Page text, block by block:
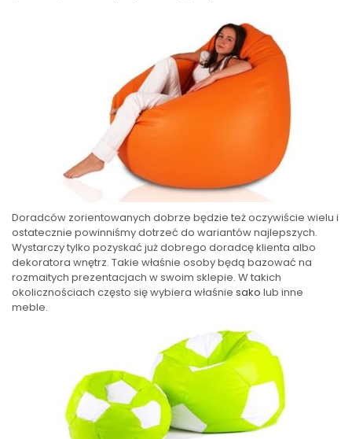
Doradców zorientowanych dobrze będzie też oczywiście wielu i
ostatecznie powinniśmy dotrzeć do wariantów najlepszych.
Wystarczy tylko pozyskać już dobrego doradcę klienta albo
dekoratora wnętrz. Takie właśnie osoby będą bazować na
rozmaitych prezentacjach w swoim sklepie. W takich
okolicznościach często się wybiera właśnie sako lub inne
meble.